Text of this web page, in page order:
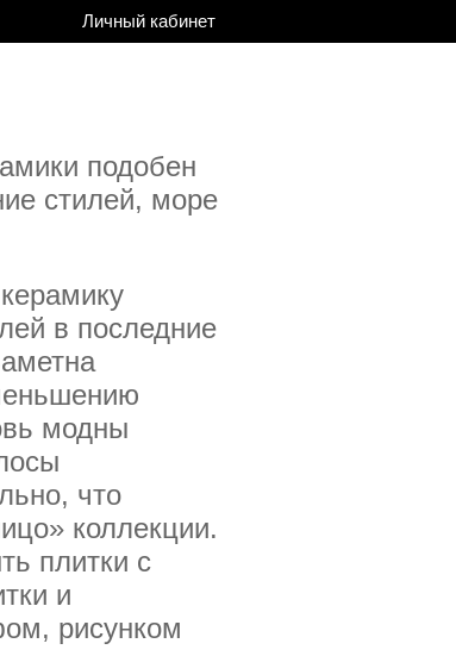
Личный кабинет
подобен
стилей, море
в последние
модны
что
коллекции.
плитки с
и
рисунком